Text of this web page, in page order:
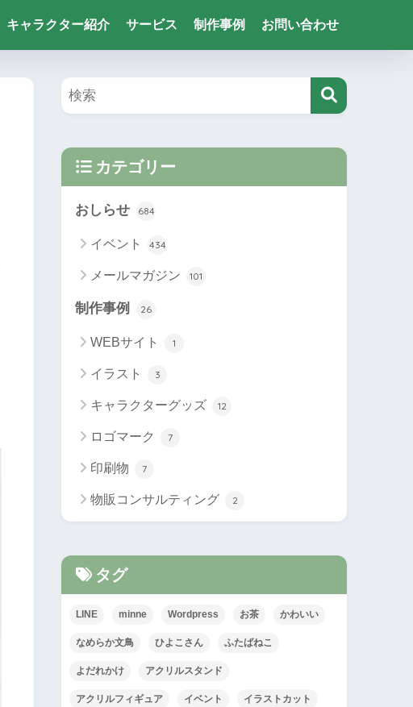
キャラクター紹介 サービス 制作事例 お問い合わせ
カテゴリー
おしらせ 684
イベント 434
メールマガジン 101
制作事例 26
WEBサイト 1
イラスト 3
キャラクターグッズ 12
ロゴマーク 7
印刷物 7
物販コンサルティング 2
タグ
LINE minne Wordpress お茶 かわいい
なめらか文鳥 ひよこさん ふたばねこ
よだれかけ アクリルスタンド
アクリルフィギュア イベント イラストカット